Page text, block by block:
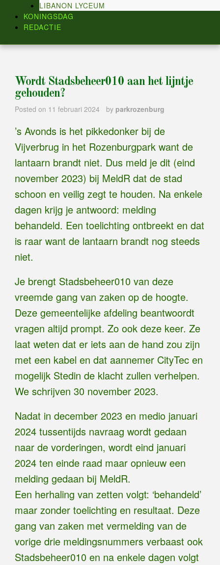
LIBANON LYCEUM
KONINGSDAG
REDACTIE
Wordt Stadsbeheer010 aan het lijntje
gehouden?
Posted on 11 februari 2024 by parkrozenburg
’s Avonds is het pikkedonker bij de
Vijverbrug in het Rozenburgpark want de
lantaarn brandt niet. Dus meld je dit (eind
november 2023) bij MeldR dat de stad
schoon en veilig zegt te houden. Na enkele
dagen krijg je antwoord: melding
behandeld. Een toelichting ontbreekt en dat
is raar want de lantaarn brandt nog steeds
niet.
Je brengt Stadsbeheer010 van deze
vreemde gang van zaken op de hoogte.
Deze gemeentelijke afdeling beantwoordt
vragen altijd prompt. Zo ook deze keer. Ze
laat weten dat er iets aan de hand zou zijn
met een kabel en dat aannemer CityTec en
mogelijk Stedin de klacht zullen verhelpen.
We schrijven 30 november 2023.
Nadat in december 2023 en medio januari
2024 tussentijds navraag wordt gedaan
naar de vorderingen, wordt eind januari
2024 ten einde raad maar opnieuw een
melding gedaan bij MeldR.
Een herhaling van zetten volgt: ‘behandeld’
maar zonder toelichting en resultaat. Deze
gang van zaken met vermelding van de
vorige drie meldingsnummers verbaast ook
Stadsbeheer010 en na enkele dagen volgt